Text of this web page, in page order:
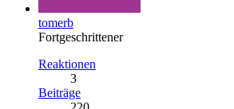
tomerb
Fortgeschrittener
Reaktionen
3
Beiträge